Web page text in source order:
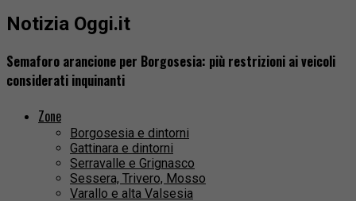
Notizia Oggi.it
Semaforo arancione per Borgosesia: più restrizioni ai veicoli
considerati inquinanti
Zone
Borgosesia e dintorni
Gattinara e dintorni
Serravalle e Grignasco
Sessera, Trivero, Mosso
Varallo e alta Valsesia